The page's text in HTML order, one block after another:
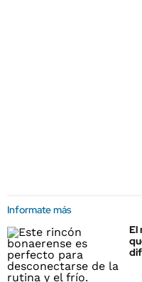
Informate más
El